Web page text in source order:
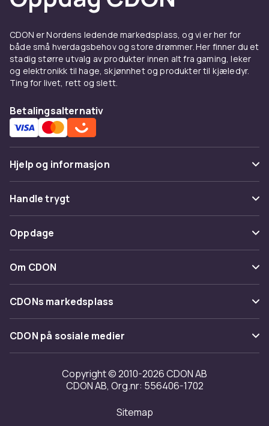
CDON er Nordens ledende markedsplass, og vi er her for
både små hverdagsbehov og store drømmer. Her finner du et
stadig større utvalg av produkter innen alt fra gaming, leker
og elektronikk til hage, skjønnhet og produkter til kjæledyr.
Ting for livet, rett og slett.
Betalingsalternativ
Hjelp og informasjon
Vanlige spørsmål
Spor pakke
Angre & returner her
Kontakt oss
Handle trygt
Betaling
Levering
Tilbakekallinger
Oppdage
Kategorier
Varemerker
Om CDON
Om oss
Kundeanmeldelser
Jobbe på CDON
Investor relations
Tilgjengelighet
CDONs markedsplass
Merchant Help Center
CDON på sosiale medier
Copyright © 2010-2026 CDON AB
CDON AB, Org.nr: 556406-1702
Sitemap